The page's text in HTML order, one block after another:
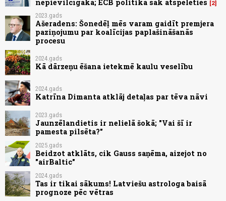
nepievilcīgāka; ECB politika sāk atspēlēties
2
2023.gads
Ašeradens: Šonedēļ mēs varam gaidīt premjera
paziņojumu par koalīcijas paplašināšanās
procesu
2024.gads
Kā dārzeņu ēšana ietekmē kaulu veselību
2024.gads
Katrīna Dimanta atklāj detaļas par tēva nāvi
2023.gads
Jaunzēlandietis ir nelielā šokā; "Vai šī ir
pamesta pilsēta?"
2025.gads
Beidzot atklāts, cik Gauss saņēma, aizejot no
"airBaltic"
2024.gads
Tas ir tikai sākums! Latviešu astrologa baisā
prognoze pēc vētras